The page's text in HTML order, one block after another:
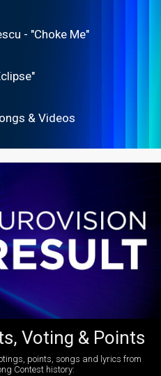
- "Choke Me"
& Videos
Voting & Points
points, songs and lyrics from
Contest history: